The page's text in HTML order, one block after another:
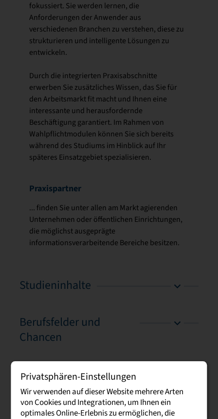
fokussiert. Sie werden lernen, die
Anforderungen der Anwender aus
verschiedenen Branchen zu verstehen, diese zu
strukturieren und intelligente Lösungen zu
entwickeln.
Durch die integrierten Praxisabschnitte
erwerben Sie zusätzliches Wissen, das Sie für
den Arbeitsmarkt fit macht und Ihnen eine
interessante und herausfordernde
Beschäftigung garantiert. Im Rahmen von
Wahlpflichtmodulen können Sie sich bereits
während des Studiums im Hinblick auf Ihr
späteres Einsatzgebiet spezialisieren.
Praxispartner
... finden Sie unter allen am Markt agierenden
Unternehmen oder öffentlichen Einrichtungen,
die möglichst ausgeprägte
informationsverarbeitende Bereiche besitzen.
Studieninhalte
Berufsfelder und
Chancen
Dokumente
Privatsphären-Einstellungen
Wir verwenden auf dieser Website mehrere Arten
von Cookies und Integrationen, um Ihnen ein
optimales Online-Erlebnis zu ermöglichen, die